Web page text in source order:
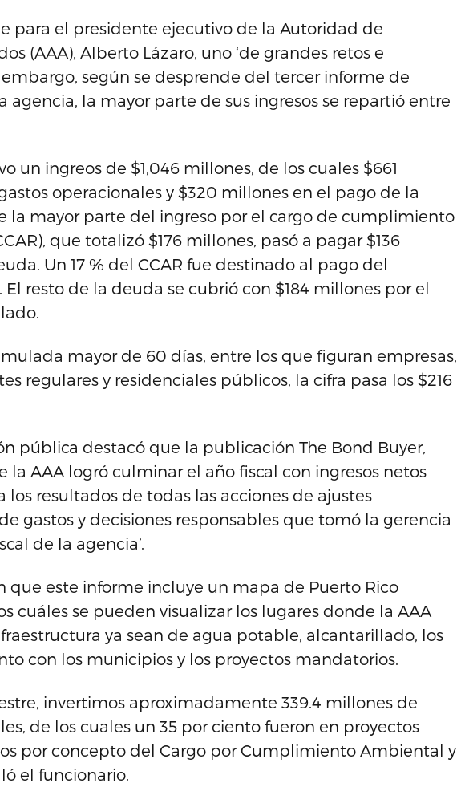
para el presidente ejecutivo de la Autoridad de
(AAA), Alberto Lázaro, uno ‘de grandes retos e
embargo, según se desprende del tercer informe de
agencia, la mayor parte de sus ingresos se repartió entre
un ingreos de $1,046 millones, de los cuales $661
operacionales y $320 millones en el pago de la
la mayor parte del ingreso por el cargo de cumplimiento
que totalizó $176 millones, pasó a pagar $136
Un 17 % del CCAR fue destinado al pago del
resto de la deuda se cubrió con $184 millones por el
mayor de 60 días, entre los que figuran empresas,
regulares y residenciales públicos, la cifra pasa los $216
pública destacó que la publicación The Bond Buyer,
la AAA logró culminar el año fiscal con ingresos netos
los resultados de todas las acciones de ajustes
gastos y decisiones responsables que tomó la gerencia
de la agencia’.
que este informe incluye un mapa de Puerto Rico
cuáles se pueden visualizar los lugares donde la AAA
ya sean de agua potable, alcantarillado, los
con los municipios y los proyectos mandatorios.
invertimos aproximadamente 339.4 millones de
de los cuales un 35 por ciento fueron en proyectos
por concepto del Cargo por Cumplimiento Ambiental y
el funcionario.